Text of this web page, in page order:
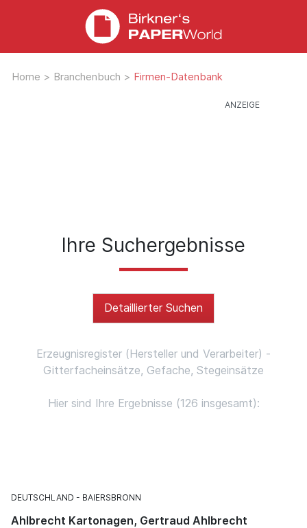
Home > Branchenbuch > Firmen-Datenbank
Ihre Suchergebnisse
Detaillierter Suchen
Erzeugnisregister (Hersteller und Verarbeiter) -
Gitterfacheinsätze, Gefache, Stegeinsätze
Hier sind Ihre Ergebnisse (126 insgesamt):
DEUTSCHLAND BAIERSBRONN
Ahlbrecht Kartonagen, Gertraud Ahlbrecht